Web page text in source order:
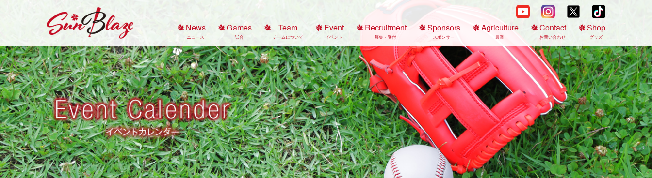
News
ニュース
Games
試合
Team
チームについて
Event
イベント
Recruitment
募集・受付
Sponsors
スポンサー
Agriculture
農業
Contact
お問い合わせ
Shop
グッズ